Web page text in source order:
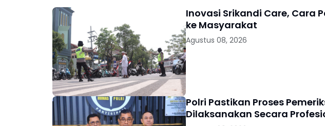
Inovasi Srikandi Care, Cara
ke Masyarakat
Agustus 08, 2026
Polri Pastikan Proses
Dilaksanakan Secara